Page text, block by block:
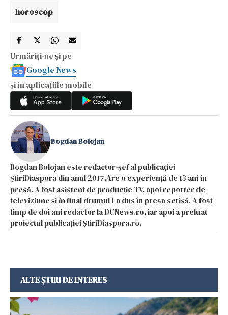
horoscop
Urmăriți-ne și pe
Google News
și în aplicațiile mobile
Bogdan Bolojan
Bogdan Bolojan este redactor-șef al publicației
ȘtiriDiaspora din anul 2017.Are o experiență de 13 ani în
presă. A fost asistent de producție TV, apoi reporter de
televiziune și în final drumul l-a dus în presa scrisă. A fost
timp de doi ani redactor la DCNews.ro, iar apoi a preluat
proiectul publicației ȘtiriDiaspora.ro.
ALTE ȘTIRI DE INTERES